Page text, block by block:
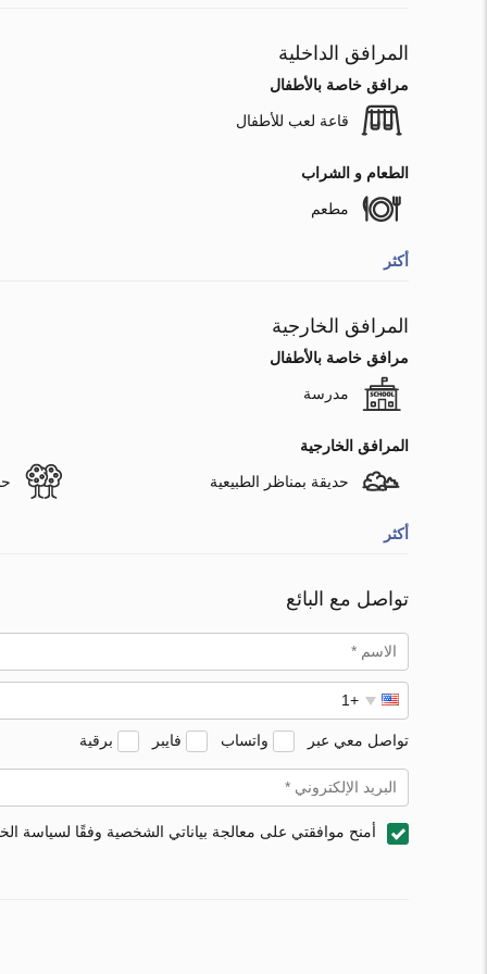
المرافق الداخلية
مرافق خاصة بالأطفال
قاعة لعب للأطفال
الطعام و الشراب
مطعم
أكثر
المرافق الخارجية
مرافق خاصة بالأطفال
مدرسة
المرافق الخارجية
حديقة بمناظر الطبيعية
أكثر
تواصل مع البائع
تواصل معي عبر واتساب فايبر برقية
أمنح موافقتي على معالجة بياناتي الشخصية وفقًا لسياسة